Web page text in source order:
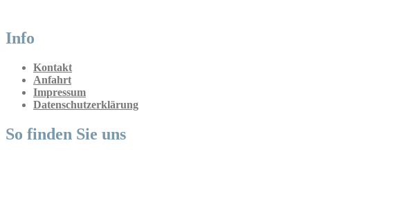
Info
Kontakt
Anfahrt
Impressum
Datenschutzerklärung
So finden Sie uns